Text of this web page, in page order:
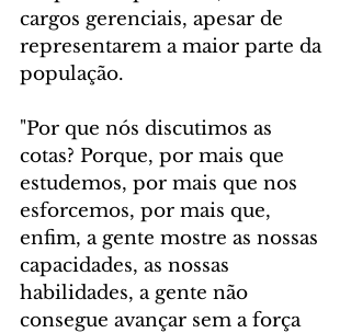
cargos gerenciais, apesar de
representarem a maior parte da
população.
"Por que nós discutimos as
cotas? Porque, por mais que
estudemos, por mais que nos
esforcemos, por mais que,
enfim, a gente mostre as nossas
capacidades, as nossas
habilidades, a gente não
consegue avançar sem a força